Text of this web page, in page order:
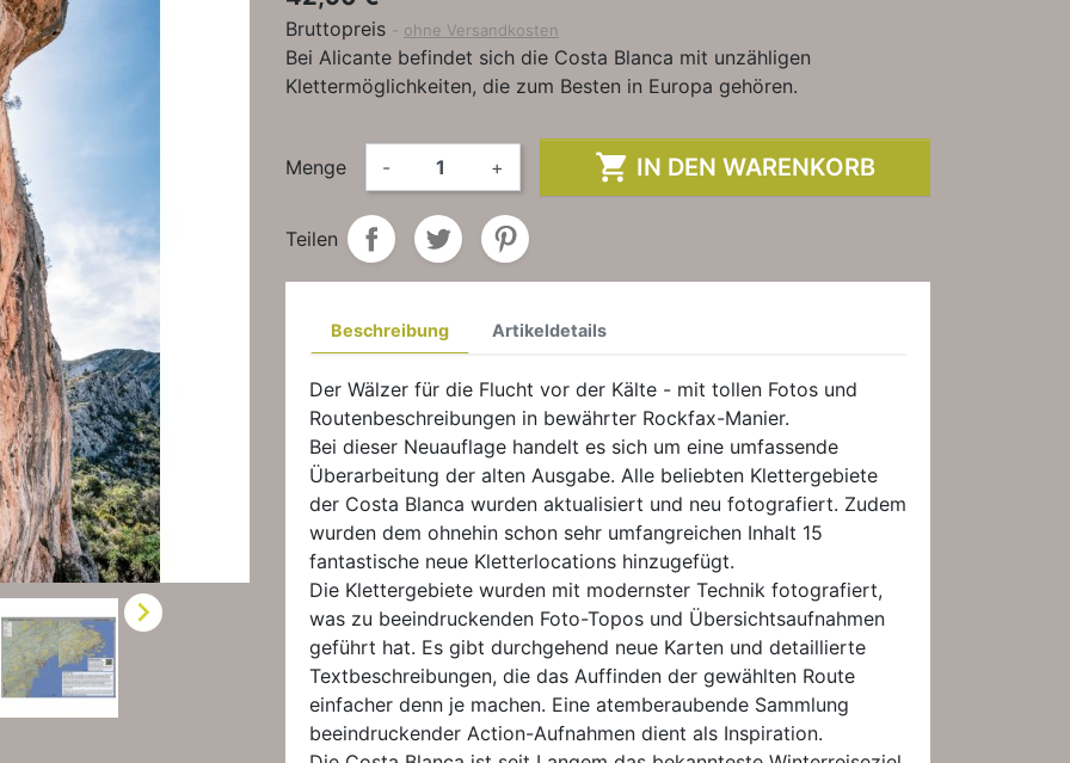

Bruttopreis ohne Versandkosten
Bei Alicante befindet sich die Costa Blanca mit unzähligen
Klettermöglichkeiten, die zum Besten in Europa gehören.
Menge - +  IN DEN WARENKORB
Teilen
Beschreibung Artikeldetails
Der Wälzer für die Flucht vor der Kälte - mit tollen Fotos und
Routenbeschreibungen in bewährter Rockfax-Manier.
Bei dieser Neuauflage handelt es sich um eine umfassende
Überarbeitung der alten Ausgabe. Alle beliebten Klettergebiete
der Costa Blanca wurden aktualisiert und neu fotografiert. Zudem
wurden dem ohnehin schon sehr umfangreichen Inhalt 15
fantastische neue Kletterlocations hinzugefügt.
Die Klettergebiete wurden mit modernster Technik fotografiert,
was zu beeindruckenden Foto-Topos und Übersichtsaufnahmen
geführt hat. Es gibt durchgehend neue Karten und detaillierte
Textbeschreibungen, die das Auffinden der gewählten Route
einfacher denn je machen. Eine atemberaubende Sammlung
beeindruckender Action-Aufnahmen dient als Inspiration.